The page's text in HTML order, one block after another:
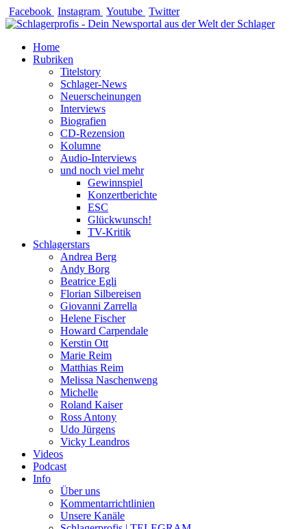
Zum
Inhalt
Facebook Instagram Youtube Twitter
Home
Rubriken
Titelstory
Schlager-News
Neuerscheinungen
Interviews
Biografien
CD-Rezension
Kolumne
Audio-Interviews
und noch viel mehr
Gewinnspiel
Konzertberichte
ESC
Glückwunsch!
TV-Kritik
Schlagerstars
Andrea Berg
Andy Borg
Beatrice Egli
Florian Silbereisen
Giovanni Zarrella
Helene Fischer
Howard Carpendale
Kerstin Ott
Marie Reim
Matthias Reim
Melissa Naschenweng
Michelle
Roland Kaiser
Ross Antony
Udo Jürgens
Vicky Leandros
Videos
Podcast
Info
Über uns
Kommentarrichtlinien
Unsere Kanäle